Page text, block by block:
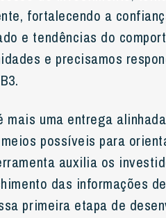
fortalecendo a
e tendências do
e precisamos
mais uma entrega
possíveis para
auxilia os
das informações
primeira etapa de